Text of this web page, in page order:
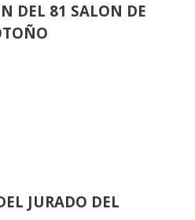
DEL 81 SALON DE
JURADO DEL